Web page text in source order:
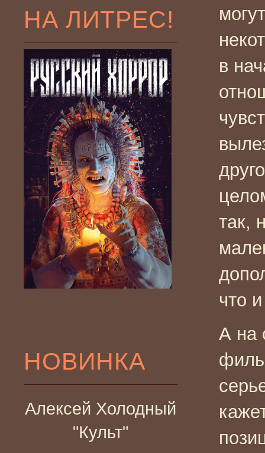
НА ЛИТРЕС!
НОВИНКА
Алексей Холодный
"Культ"
в
так,
что
А на